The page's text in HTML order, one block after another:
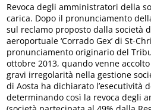
Revoca degli amministratori della
carica. Dopo il pronunciamento
sul reclamo proposto dalla società
aeroportuale ‘Corrado Gex’ di St-
pronunciamento originario del
ottobre 2013, quando venne
gravi irregolarità nella gestione
di Aosta ha dichiarato l’esecutività
determinando così la revoca degli